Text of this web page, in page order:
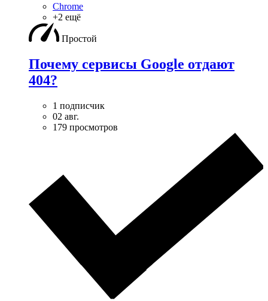
Chrome
+2 ещё
Простой
Почему сервисы Google отдают
404?
1 подписчик
02 авг.
179 просмотров